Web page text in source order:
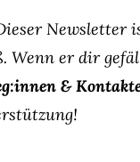
Wenn er dir
&